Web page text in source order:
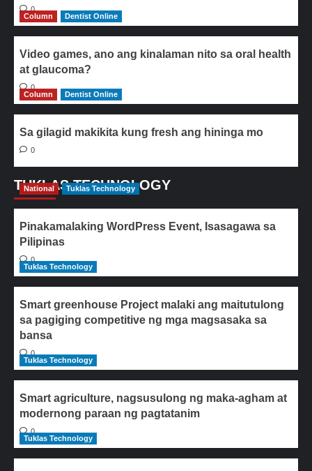
0
Column
Dentist Online
Video games, ano ang kinalaman nito sa oral health
at glaucoma?
0
Column
Dentist Online
Sa gilagid makikita kung fresh ang hininga mo
0
TUKLAS TECHNOLOGY
National Tuklas Technology
Pinakamalaking WordPress Event, Isasagawa sa
Pilipinas
0
Tuklas Technology
Smart greenhouse Project malaki ang maitutulong
sa pagiging competitive ng mga magsasaka sa
bansa
0
Tuklas Technology
Smart agriculture, nagsusulong ng maka-agham at
modernong paraan ng pagtatanim
0
Tuklas Technology